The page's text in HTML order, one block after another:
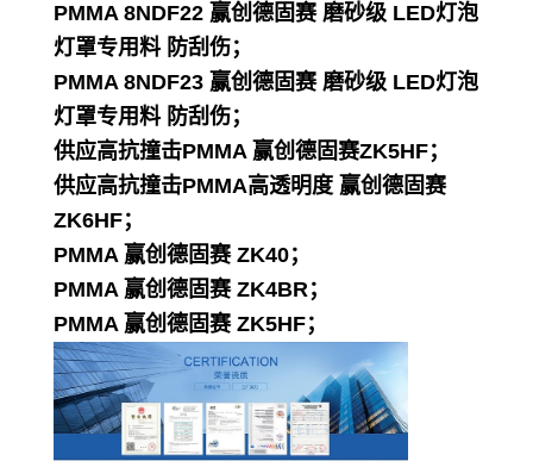
PMMA 8NDF22 赢创德固赛 磨砂级 LED灯泡
灯罩专用料 防刮伤；
PMMA 8NDF23 赢创德固赛 磨砂级 LED灯泡
灯罩专用料 防刮伤；
供应高抗撞击PMMA 赢创德固赛ZK5HF；
供应高抗撞击PMMA高透明度 赢创德固赛
ZK6HF；
PMMA 赢创德固赛 ZK40；
PMMA 赢创德固赛 ZK4BR；
PMMA 赢创德固赛 ZK5HF；